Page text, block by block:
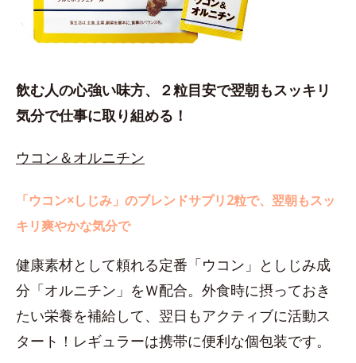
飲む人の心強い味方、２粒目安で翌朝もスッキリ
気分で仕事に取り組める！
ウコン＆オルニチン
「ウコン×しじみ」のブレンドサプリ2粒で、翌朝もスッ
キリ爽やかな気分で
健康素材として頼れる定番「ウコン」としじみ成
分「オルニチン」をＷ配合。外食時に摂っておき
たい栄養を補給して、翌日もアクティブに活動ス
タート！レギュラーは携帯に便利な個包装です。